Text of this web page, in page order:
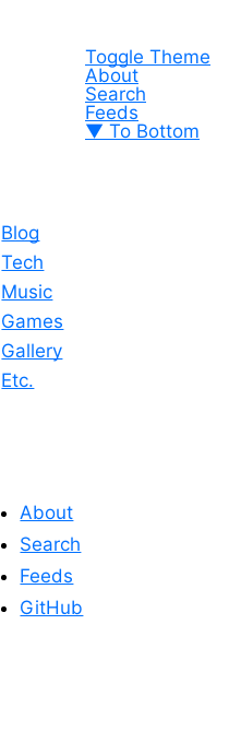
Toggle Theme
About
Search
Feeds
▼ To Bottom
Blog
Tech
Music
Games
Gallery
Etc.
About
Search
Feeds
GitHub